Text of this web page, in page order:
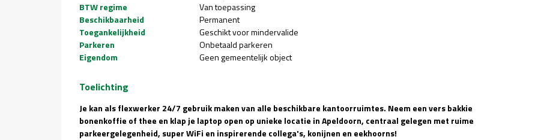
BTW regime
Van toepassing
Beschikbaarheid
Permanent
Toegankelijkheid
Geschikt voor mindervalide
Parkeren
Onbetaald parkeren
Eigendom
Geen gemeentelijk object
Toelichting
Je kan als flexwerker 24/7 gebruik maken van alle beschikbare kantoorruimtes. Neem een vers bakkie
bonenkoffie of thee en klap je laptop open op unieke locatie in Apeldoorn, centraal gelegen met ruime
parkeergelegenheid, super WiFi en inspirerende collega's, konijnen en eekhoorns!